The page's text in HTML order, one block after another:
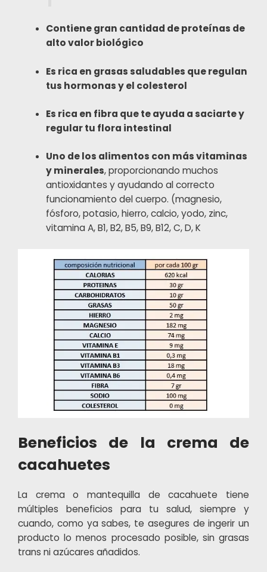
Contiene gran cantidad de proteínas de
alto valor biológico
Es rica en grasas saludables que regulan
tus hormonas y el colesterol
Es rica en fibra que te ayuda a saciarte y
regular tu flora intestinal
Uno de los alimentos con más vitaminas
y minerales, proporcionando muchos
antioxidantes y ayudando al correcto
funcionamiento del cuerpo. (magnesio,
fósforo, potasio, hierro, calcio, yodo, zinc,
vitamina A, B1, B2, B5, B9, B12, C, D, K
Beneficios de la crema de
cacahuetes
La crema o mantequilla de cacahuete tiene
múltiples beneficios para tu salud, siempre y
cuando, como ya sabes, te asegures de ingerir un
producto lo menos procesado posible, sin grasas
trans ni azúcares añadidos.